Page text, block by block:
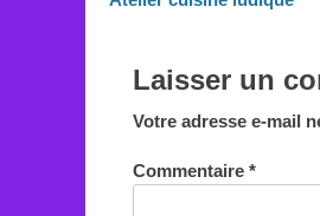
de
Laisser un
Votre adresse e-mail
Commentaire *